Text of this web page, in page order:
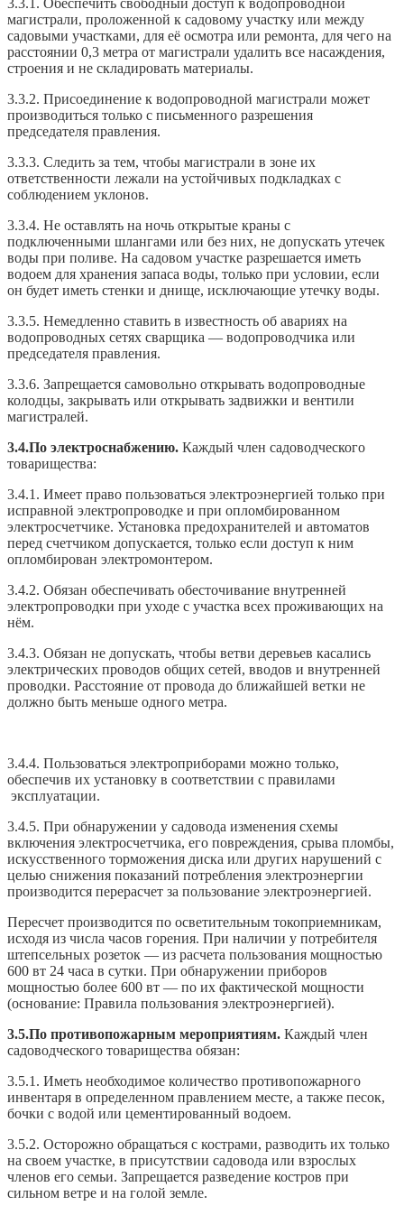
3.3.1. Обеспечить свободный доступ к водопроводной
магистрали, проложенной к садовому участку или между
садовыми участками, для её осмотра или ремонта, для чего на
расстоянии 0,3 метра от магистрали удалить все насаждения,
строения и не складировать материалы.
3.3.2. Присоединение к водопроводной магистрали может
производиться только с письменного разрешения
председателя правления.
3.3.3. Следить за тем, чтобы магистрали в зоне их
ответственности лежали на устойчивых подкладках с
соблюдением уклонов.
3.3.4. Не оставлять на ночь открытые краны с
подключенными шлангами или без них, не допускать утечек
воды при поливе. На садовом участке разрешается иметь
водоем для хранения запаса воды, только при условии, если
он будет иметь стенки и днище, исключающие утечку воды.
3.3.5. Немедленно ставить в известность об авариях на
водопроводных сетях сварщика — водопроводчика или
председателя правления.
3.3.6. Запрещается самовольно открывать водопроводные
колодцы, закрывать или открывать задвижки и вентили
магистралей.
3.4.По электроснабжению. Каждый член садоводческого
товарищества:
3.4.1. Имеет право пользоваться электроэнергией только при
исправной электропроводке и при опломбированном
электросчетчике. Установка предохранителей и автоматов
перед счетчиком допускается, только если доступ к ним
опломбирован электромонтером.
3.4.2. Обязан обеспечивать обесточивание внутренней
электропроводки при уходе с участка всех проживающих на
нём.
3.4.3. Обязан не допускать, чтобы ветви деревьев касались
электрических проводов общих сетей, вводов и внутренней
проводки. Расстояние от провода до ближайшей ветки не
должно быть меньше одного метра.
3.4.4. Пользоваться электроприборами можно только,
обеспечив их установку в соответствии с правилами
эксплуатации.
3.4.5. При обнаружении у садовода изменения схемы
включения электросчетчика, его повреждения, срыва пломбы,
искусственного торможения диска или других нарушений с
целью снижения показаний потребления электроэнергии
производится перерасчет за пользование электроэнергией.
Пересчет производится по осветительным токоприемникам,
исходя из числа часов горения. При наличии у потребителя
штепсельных розеток — из расчета пользования мощностью
600 вт 24 часа в сутки. При обнаружении приборов
мощностью более 600 вт — по их фактической мощности
(основание: Правила пользования электроэнергией).
3.5.По противопожарным мероприятиям. Каждый член
садоводческого товарищества обязан:
3.5.1. Иметь необходимое количество противопожарного
инвентаря в определенном правлением месте, а также песок,
бочки с водой или цементированный водоем.
3.5.2. Осторожно обращаться с кострами, разводить их только
на своем участке, в присутствии садовода или взрослых
членов его семьи. Запрещается разведение костров при
сильном ветре и на голой земле.